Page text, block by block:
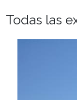
Todas las